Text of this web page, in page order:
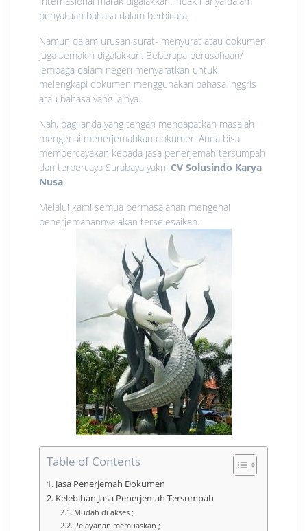
penyatuan bahasa dalam berbicara,
Namun dalam urusan surat- menyurat atau dokumen
juga semakin digalakkan. Beberapa perusahaan/
lembaga dalam negeri menyaratkan untuk
melengkapi dokumen menggunakan bahasa inggris
atau bahasa yang lainya.
Nah, bagi anda yang tengah mendapatkan masalah
mengenai menerjemahkan dokumen Anda bisa
mempercayakan kepada jasa penerjemah tersumpah
dan terpercaya Surabaya yakni CV Solusindo Karya
Nusa.
Melalui kami semua permasalahan mengenai
penerjemahannya akan terselesaikan.
Table of Contents
Jasa Penerjemah Dokumen
Kelebihan Jasa Penerjemah Tersumpah
Mudah di akses ;
Pelayanan memuaskan ;